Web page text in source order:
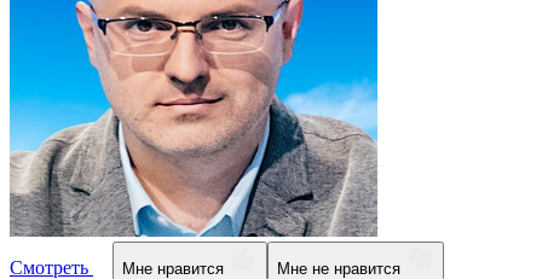
Смотреть Мне нравится Мне не нравится